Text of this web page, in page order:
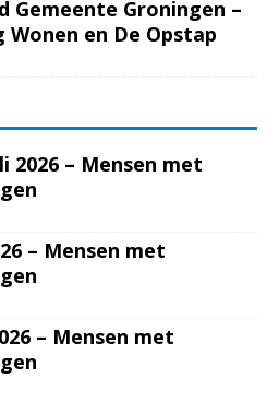
Gemeente Groningen –
en De Opstap
2026 – Mensen met
– Mensen met
– Mensen met